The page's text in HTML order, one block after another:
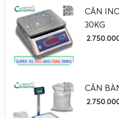
CÂN
30KG
CÂN